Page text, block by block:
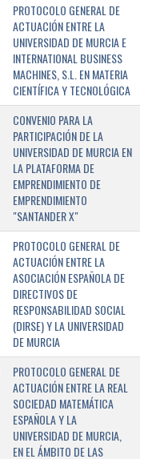
PROTOCOLO GENERAL DE
ACTUACIÓN ENTRE LA
UNIVERSIDAD DE MURCIA E
INTERNATIONAL BUSINESS
MACHINES, S.L. EN MATERIA
CIENTÍFICA Y TECNOLÓGICA
CONVENIO PARA LA
PARTICIPACIÓN DE LA
UNIVERSIDAD DE MURCIA EN
LA PLATAFORMA DE
EMPRENDIMIENTO DE
EMPRENDIMIENTO
"SANTANDER X"
PROTOCOLO GENERAL DE
ACTUACIÓN ENTRE LA
ASOCIACIÓN ESPAÑOLA DE
DIRECTIVOS DE
RESPONSABILIDAD SOCIAL
(DIRSE) Y LA UNIVERSIDAD
DE MURCIA
PROTOCOLO GENERAL DE
ACTUACIÓN ENTRE LA REAL
SOCIEDAD MATEMÁTICA
ESPAÑOLA Y LA
UNIVERSIDAD DE MURCIA,
EN EL ÁMBITO DE LAS